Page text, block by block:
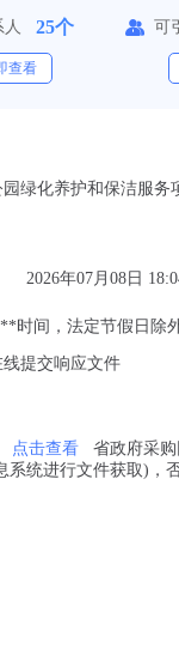
25个
查看
可
绿化养护和保洁服务
2026年07月08日
时间，法定节假日除外
提交响应文件
点击查看
省政府采
统进行文件获取)，